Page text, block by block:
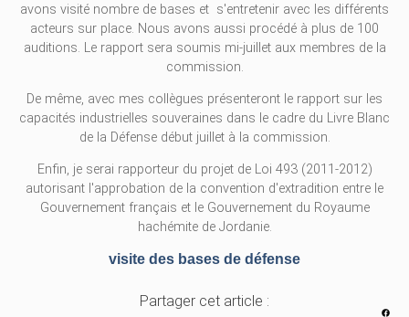
avons visité nombre de bases et s'entretenir avec les différents
acteurs sur place. Nous avons aussi procédé à plus de 100
auditions. Le rapport sera soumis mi-juillet aux membres de la
commission.
De même, avec mes collègues présenteront le rapport sur les
capacités industrielles souveraines dans le cadre du Livre Blanc
de la Défense début juillet à la commission.
Enfin, je serai rapporteur du projet de Loi 493 (2011-2012)
autorisant l'approbation de la convention d'extradition entre le
Gouvernement français et le Gouvernement du Royaume
hachémite de Jordanie.
visite des bases de défense
Partager cet article :